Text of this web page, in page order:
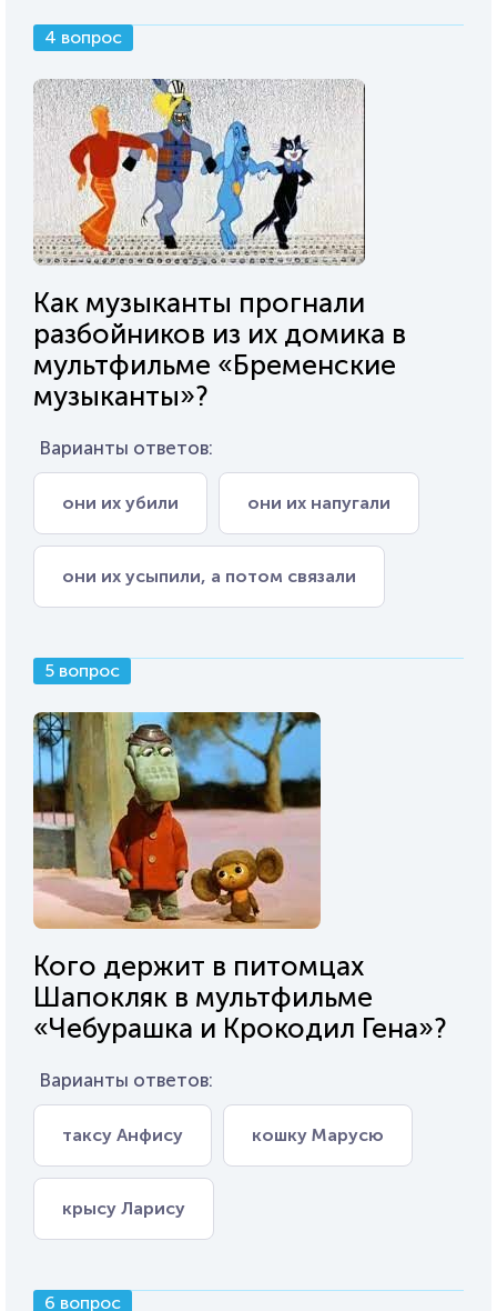
4 вопрос
Как музыканты прогнали
разбойников из их домика в
мультфильме «Бременские
музыканты»?
Варианты ответов:
они их убили они их напугали
они их усыпили, а потом связали
5 вопрос
Кого держит в питомцах
Шапокляк в мультфильме
«Чебурашка и Крокодил Гена»?
Варианты ответов:
таксу Анфису кошку Марусю
крысу Ларису
6 вопрос